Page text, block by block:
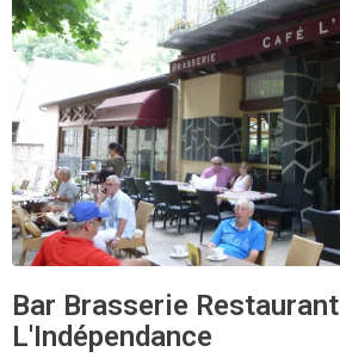
Bar Brasserie Restaurant
L'Indépendance